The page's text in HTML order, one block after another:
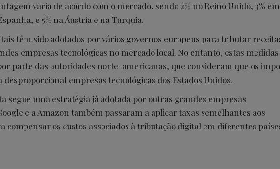
varia de acordo com o mercado, sendo 2% no Reino Unido, 3% em
e 5% na Áustria e na Turquia.
têm sido adotados por vários governos europeus para tributar
empresas tecnológicas no mercado local. No entanto, estas
parte das autoridades norte-americanas, que consideram que os
empresas tecnológicas dos Estados Unidos.
segue uma estratégia já adotada por outras grandes empresas
e a Amazon também passaram a aplicar taxas semelhantes aos
compensar os custos associados à tributação digital em diferentes